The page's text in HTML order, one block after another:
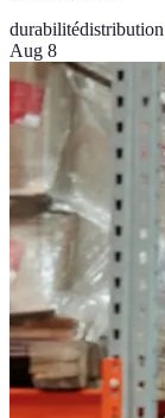
durabilité
Aug 8